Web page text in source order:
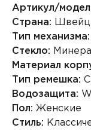
Артикул/
Страна:
Тип механизма:
Стекло:
Материал
Тип ремешка:
Водозащита:
Пол: Женские
Стиль: